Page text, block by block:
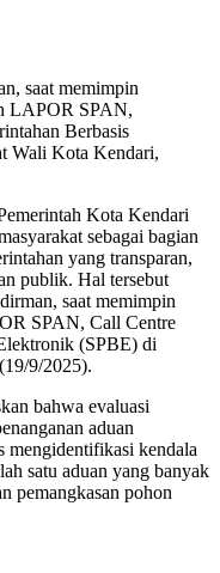
saat memimpin
LAPOR SPAN,
Berbasis
Wali Kota Kendari,
Kota Kendari
sebagai bagian
yang transparan,
publik. Hal tersebut
saat memimpin
SPAN, Call Centre
(SPBE) di
9/2025).
bahwa evaluasi
aduan
mengidentifikasi kendala
satu aduan yang banyak
pemangkasan pohon